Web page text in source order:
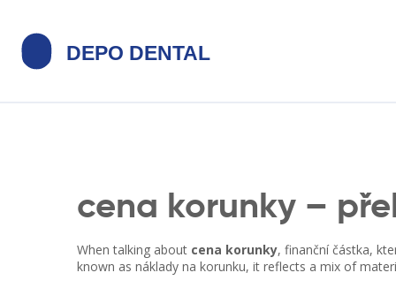
cena korunky –
When talking about cena korunky, finanční částka,
known as náklady na korunku, it reflects a mix of